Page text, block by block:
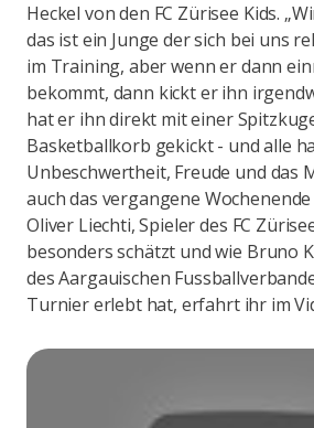
Heckel von den FC Zürisee Kids.
das ist ein Junge der sich bei uns
im Training, aber wenn er dann
bekommt, dann kickt er ihn
hat er ihn direkt mit einer
Basketballkorb gekickt - und alle
Unbeschwertheit, Freude und das
auch das vergangene
Oliver Liechti, Spieler des FC
besonders schätzt und wie Bruno
des Aargauischen
Turnier erlebt hat, erfahrt ihr im